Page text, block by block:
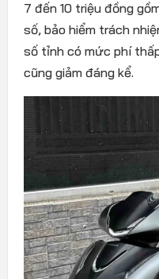
7 đến 10 triệu đồng
số, bảo hiểm trách
số tỉnh có mức phí
cũng giảm đáng kể.